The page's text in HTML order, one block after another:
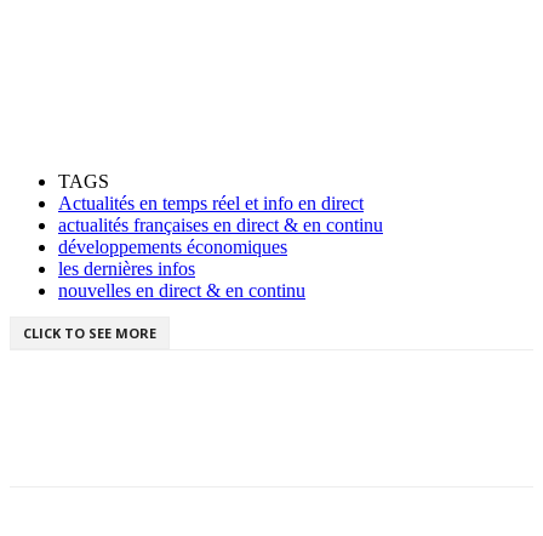
TAGS
Actualités en temps réel et info en direct
actualités françaises en direct & en continu
développements économiques
les dernières infos
nouvelles en direct & en continu
CLICK TO SEE MORE